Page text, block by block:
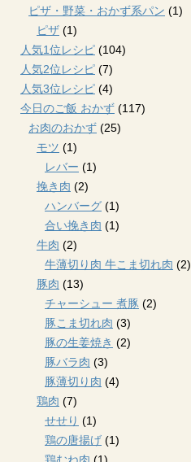
ピザ・野菜・おかず系パン (1)
ピザ (1)
人気1位レシピ (104)
人気2位レシピ (7)
人気3位レシピ (4)
今日のご飯 おかず (117)
お肉のおかず (25)
モツ (1)
レバー (1)
挽き肉 (2)
ハンバーグ (1)
合い挽き肉 (1)
牛肉 (2)
牛薄切り肉 牛こま切れ肉 (2)
豚肉 (13)
チャーシュー 煮豚 (2)
豚こま切れ肉 (3)
豚の生姜焼き (2)
豚バラ肉 (3)
豚薄切り肉 (4)
鶏肉 (7)
せせり (1)
鶏の唐揚げ (1)